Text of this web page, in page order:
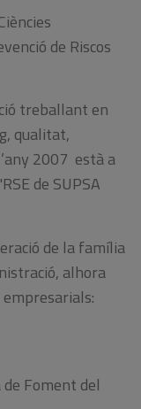
de Riscos
treballant en
qualitat,
2007 està a
de SUPSA
de la família
alhora
Foment del